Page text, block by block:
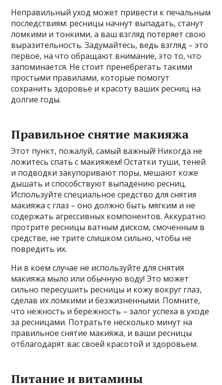
Неправильный уход может привести к печальным
последствиям: ресницы начнут выпадать, станут
ломкими и тонкими, а ваш взгляд потеряет свою
выразительность. Задумайтесь, ведь взгляд – это
первое, на что обращают внимание, это то, что
запоминается. Не стоит пренебрегать такими
простыми правилами, которые помогут
сохранить здоровье и красоту ваших ресниц на
долгие годы.
Правильное снятие макияжа
Этот пункт, пожалуй, самый важный! Никогда не
ложитесь спать с макияжем! Остатки туши, теней
и подводки закупоривают поры, мешают коже
дышать и способствуют выпадению ресниц.
Используйте специальное средство для снятия
макияжа с глаз – оно должно быть мягким и не
содержать агрессивных компонентов. Аккуратно
протрите ресницы ватным диском, смоченным в
средстве, не трите слишком сильно, чтобы не
повредить их.
Ни в коем случае не используйте для снятия
макияжа мыло или обычную воду! Это может
сильно пересушить ресницы и кожу вокруг глаз,
сделав их ломкими и безжизненными. Помните,
что нежность и бережность – залог успеха в уходе
за ресницами. Потратьте несколько минут на
правильное снятие макияжа, и ваши ресницы
отблагодарят вас своей красотой и здоровьем.
Питание и витамины